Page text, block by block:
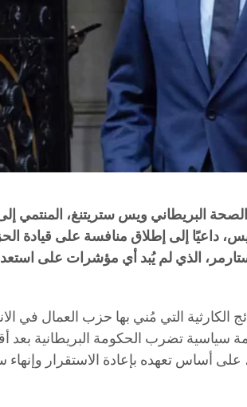
البريطاني ويس ستريتنغ، المنتمي
داعيًا إلى إطلاق منافسة على قيادة
الذي لم يُبد أي مؤشرات على
الكارثية التي مُني بها حزب العمال في
سياسية تضرب الحكومة البريطانية بعد
على أساس تعهده بإعادة الاستقرار